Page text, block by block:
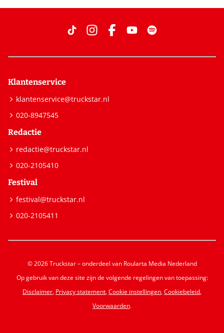
Klantenservice
klantenservice@truckstar.nl
020-8947545
Redactie
redactie@truckstar.nl
020-2105410
Festival
festival@truckstar.nl
020-2105411
© 2026 Truckstar – onderdeel van Roularta Media Nederland
Op gebruik van deze site zijn de volgende regelingen van toepassing:
Disclaimer, Privacy statement,Cookie instellingen,Cookiebeleid,
Voorwaarden.